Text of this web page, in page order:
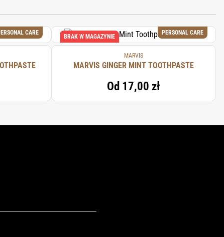
CARE PERSONAL CARE
BRAK W MAGAZYNIE
MARVIS
MARVIS GINGER MINT TOOTHPASTE
Od 17,00 zł